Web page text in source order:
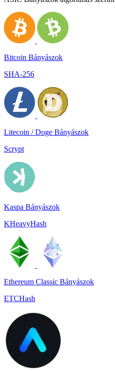
Bitcoin Bányászok
SHA-256
Litecoin / Doge Bányászok
Scrypt
Kaspa Bányászok
KHeavyHash
Ethereum Classic Bányászok
ETCHash